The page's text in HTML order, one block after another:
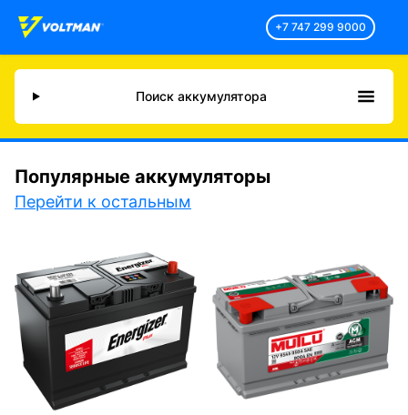
+7 747 299 9000
Поиск аккумулятора
Популярные аккумуляторы
Перейти к остальным